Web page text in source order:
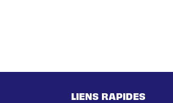
LIENS RAPIDES